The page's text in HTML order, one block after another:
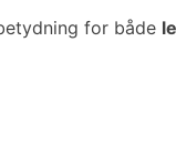
for både